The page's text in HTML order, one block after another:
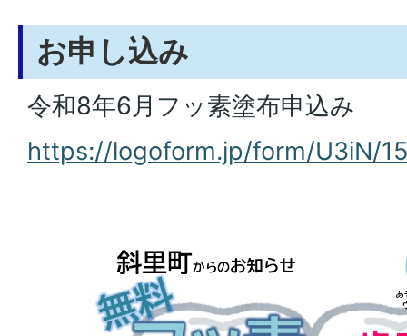
お申し込み
令和8年6月フッ素塗布申込み
https://logoform.jp/form/U3iN/